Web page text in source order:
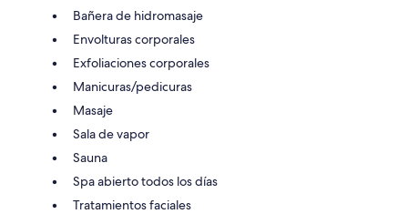
Bañera de hidromasaje
Envolturas corporales
Exfoliaciones corporales
Manicuras/pedicuras
Masaje
Sala de vapor
Sauna
Spa abierto todos los días
Tratamientos faciales